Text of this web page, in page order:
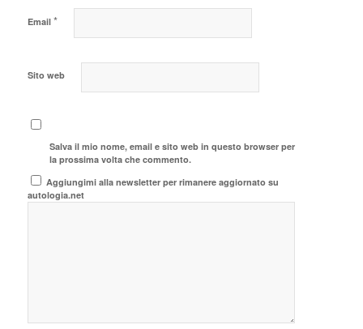
Email *
Sito web
Salva il mio nome, email e sito web in questo browser per
la prossima volta che commento.
Aggiungimi alla newsletter per rimanere aggiornato su
autologia.net